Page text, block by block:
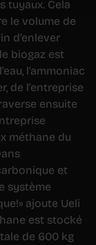
tuyaux. Cela
le volume de
d’enlever
biogaz est
l’ammoniac
de l’entreprise
ensuite
méthane du
et
système
ajoute Ueli
est stocké
de 600 kg